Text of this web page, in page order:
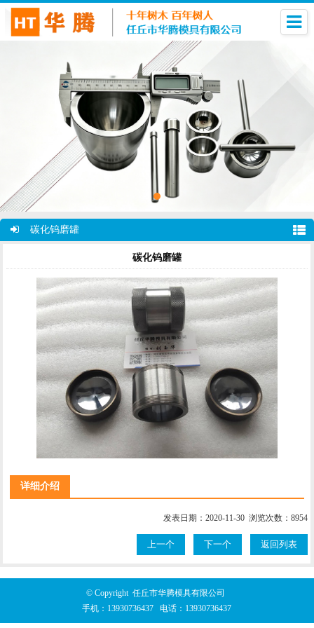
碳化钨磨罐
碳化钨磨罐
详细介绍
发表日期：2020-11-30 浏览次数：8954
上一个 下一个 返回列表
© Copyright 任丘市华腾模具有限公司
手机： 13930736437 电话： 13930736437